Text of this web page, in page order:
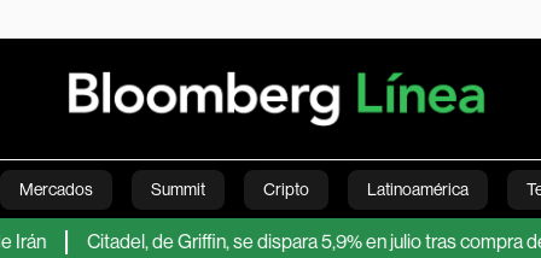
Mercados Summit Cripto Latinoamérica
Economía Estilo de vida Mundo Videos
Citadel, de Griffin, se dispara 5,9% en julio tras compra de